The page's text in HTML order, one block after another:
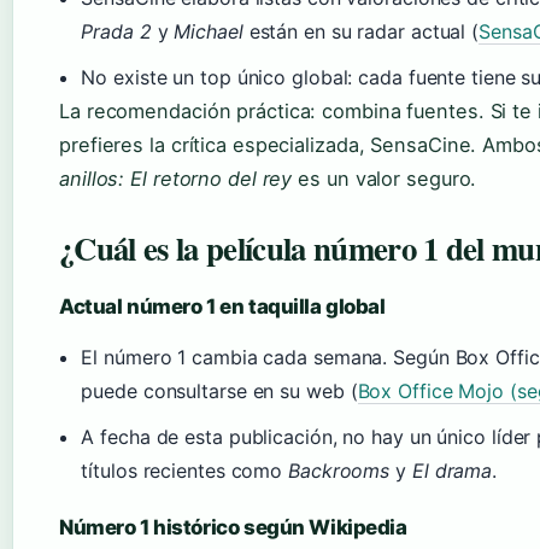
Prada 2 yMichaelestán en su radar actual (
No existe un top único global: cada fuente tiene
La recomendación práctica: combina fuentes. Si
prefieres la crítica especializada, SensaCine.
anillos: El retorno del rey es un valor seguro.
¿Cuál es la película número 1 del
Actual número 1 en taquilla global
El número 1 cambia cada semana. Según Box
puede consultarse en su web (Box Office Mojo
A fecha de esta publicación, no hay un único
títulos recientes comoBackrooms y El drama.
Número 1 histórico según Wikipedia